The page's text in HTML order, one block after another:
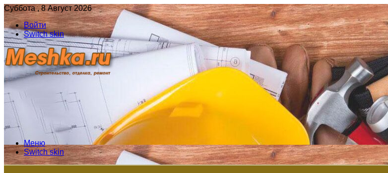
Суббота , 8 Август 2026
Войти
Switch skin
Меню
Switch skin